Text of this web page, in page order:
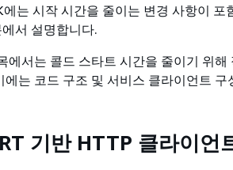
에는 시작 시간을 줄이는 변경 사항이
서 설명합니다.
에서는 콜드 스타트 시간을 줄이기 위
에는 코드 구조 및 서비스 클라이언트 구
기반 HTTP 클라이언